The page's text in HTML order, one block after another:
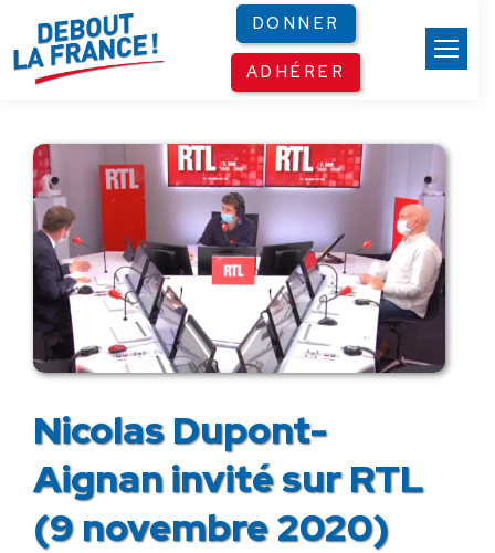
DONNER
ADHÉRER
Nicolas Dupont-
Aignan invité sur RTL
(9 novembre 2020)
Panneau de gestion des cookies